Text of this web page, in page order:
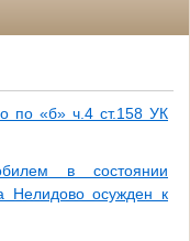
по «б» ч.4 ст.158 УК
в состоянии
Нелидово осужден к